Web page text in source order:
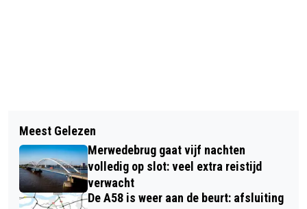
WAAROM JE AUTO ZO SNEL
MOGELIJK DOOR DE WASSTRAAT
MOET NA DE VRIESKOU
GEWONDE NA ONGEVAL OP KRUISING
WAGENBERGSE BAAN WAGENBERG
Meest Gelezen
Merwedebrug gaat vijf nachten
volledig op slot: veel extra reistijd
verwacht
De A58 is weer aan de beurt: afsluiting